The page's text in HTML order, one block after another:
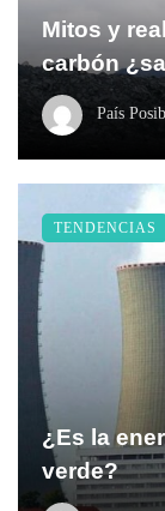
Mitos y
carbón
País
¿Es la
verde?
TENDENCIAS